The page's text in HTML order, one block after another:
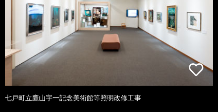
七戸町立鷹山宇一記念美術館等照明改修工事